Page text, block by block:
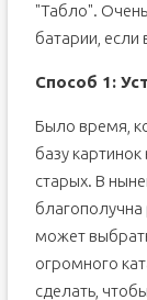
"Табло".
батарии, если
Способ 1:
Было время,
базу
старых. В
может
огромного
сделать,